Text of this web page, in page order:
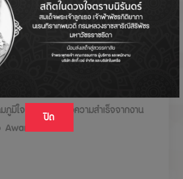
ปิด
รับรางวัลในงาน TikTok Shop
ภูมิใจกับรางวัลแห่งความสำเร็จจากงาน
Awards 2026